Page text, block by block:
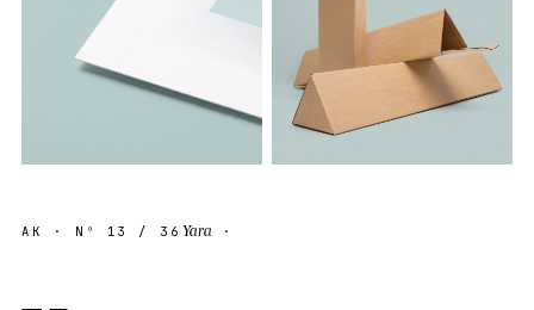
AK · Nº 13 / 36 Yara ·